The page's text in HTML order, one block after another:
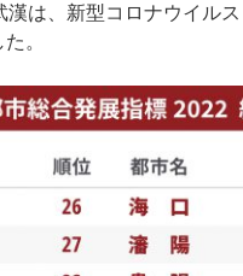
漢は、新型コロナウイル
。